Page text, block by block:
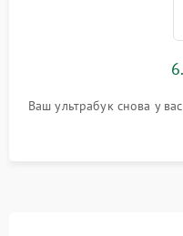
Ваш ультрабук снова у